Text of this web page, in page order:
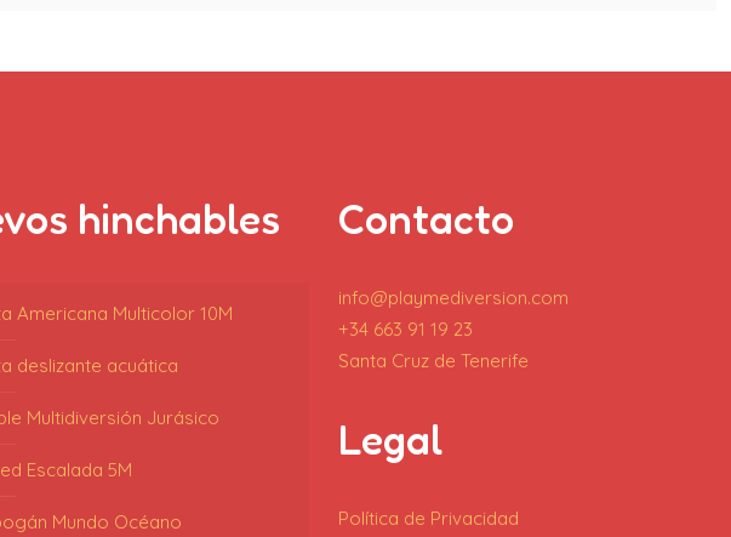
hinchables
Americana Multicolor 10M
deslizante acuática
Multidiversión Jurásico
Escalada 5M
Mundo Océano
Contacto
info@playmediversion.com
+34 663 91 19 23
Santa Cruz de Tenerife
Legal
Política de Privacidad